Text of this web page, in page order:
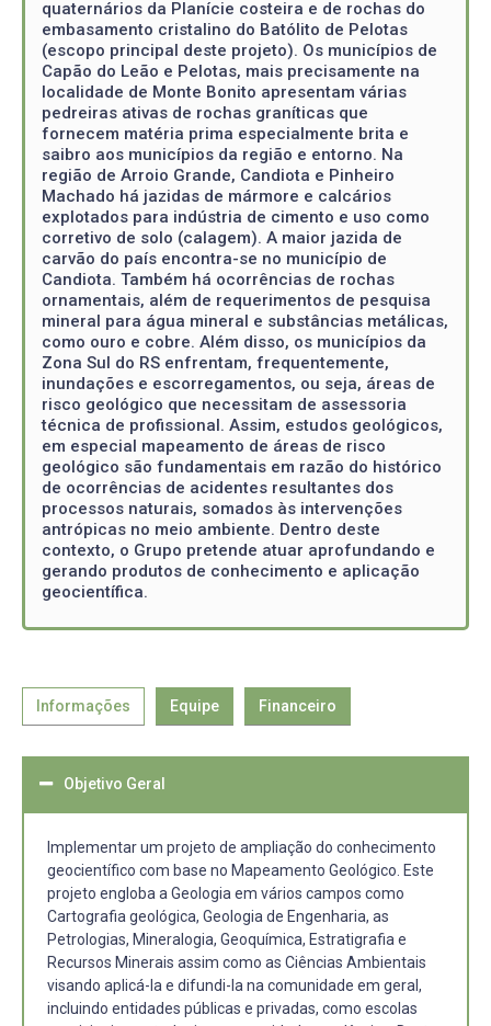
quaternários da Planície costeira e de rochas do
embasamento cristalino do Batólito de Pelotas
(escopo principal deste projeto). Os municípios de
Capão do Leão e Pelotas, mais precisamente na
localidade de Monte Bonito apresentam várias
pedreiras ativas de rochas graníticas que
fornecem matéria prima especialmente brita e
saibro aos municípios da região e entorno. Na
região de Arroio Grande, Candiota e Pinheiro
Machado há jazidas de mármore e calcários
explotados para indústria de cimento e uso como
corretivo de solo (calagem). A maior jazida de
carvão do país encontra-se no município de
Candiota. Também há ocorrências de rochas
ornamentais, além de requerimentos de pesquisa
mineral para água mineral e substâncias metálicas,
como ouro e cobre. Além disso, os municípios da
Zona Sul do RS enfrentam, frequentemente,
inundações e escorregamentos, ou seja, áreas de
risco geológico que necessitam de assessoria
técnica de profissional. Assim, estudos geológicos,
em especial mapeamento de áreas de risco
geológico são fundamentais em razão do histórico
de ocorrências de acidentes resultantes dos
processos naturais, somados às intervenções
antrópicas no meio ambiente. Dentro deste
contexto, o Grupo pretende atuar aprofundando e
gerando produtos de conhecimento e aplicação
geocientífica.
Informações Equipe Financeiro
Objetivo Geral
Implementar um projeto de ampliação do conhecimento
geocientífico com base no Mapeamento Geológico. Este
projeto engloba a Geologia em vários campos como
Cartografia geológica, Geologia de Engenharia, as
Petrologias, Mineralogia, Geoquímica, Estratigrafia e
Recursos Minerais assim como as Ciências Ambientais
visando aplicá-la e difundi-la na comunidade em geral,
incluindo entidades públicas e privadas, como escolas